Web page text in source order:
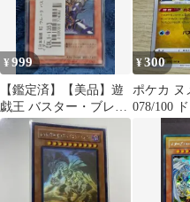
¥999
【鑑定済】【美品】遊
戯王 バスター・ブレイ
ダー DL1-135 ウルトラ
¥300
ポケカ ヌ
078/100